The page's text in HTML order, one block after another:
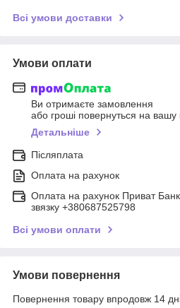
Всі умови доставки
Умови оплати
Ви отримаєте замовлення
або гроші повернуться на вашу
Детальніше
Післяплата
Оплата на рахунок
Оплата на рахунок Приват
звязку +380687525798
Всі умови оплати
Умови повернення
Повернення товару впродовж 14